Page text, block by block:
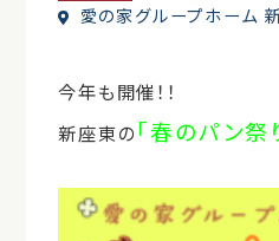
愛の家グループホーム
今年も開催！！
新座東の「春のパン祭